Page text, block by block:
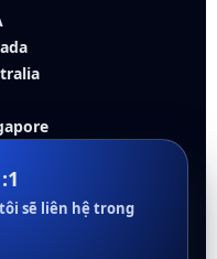
sẽ liên hệ trong